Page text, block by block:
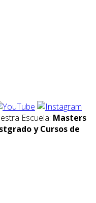
Escuela: Masters
y Cursos de